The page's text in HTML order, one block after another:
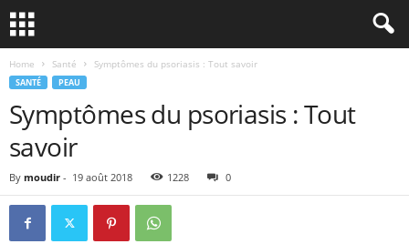
Home Santé Symptômes du psoriasis : Tout savoir
SANTÉ PEAU
Symptômes du psoriasis : Tout
savoir
By moudir - 19 août 2018 1228 0